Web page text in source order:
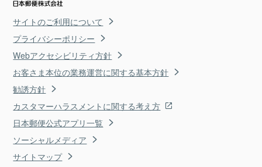
サイトのご利用について
プライバシーポリシー
Webアクセシビリティ方針
お客さま本位の業務運営に関する基本方針
勧誘方針
カスタマーハラスメントに関する考え方
日本郵便公式アプリ一覧
ソーシャルメディア
サイトマップ